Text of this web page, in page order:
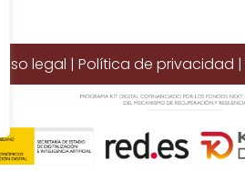
Aviso legal | Política de privacidad |